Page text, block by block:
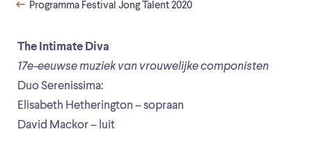
The Intimate Diva
17e-eeuwse muziek van vrouwelijke componisten
Duo Serenissima:
Elisabeth Hetherington – sopraan
David Mackor – luit
Programma Festival Jong Talent 2020